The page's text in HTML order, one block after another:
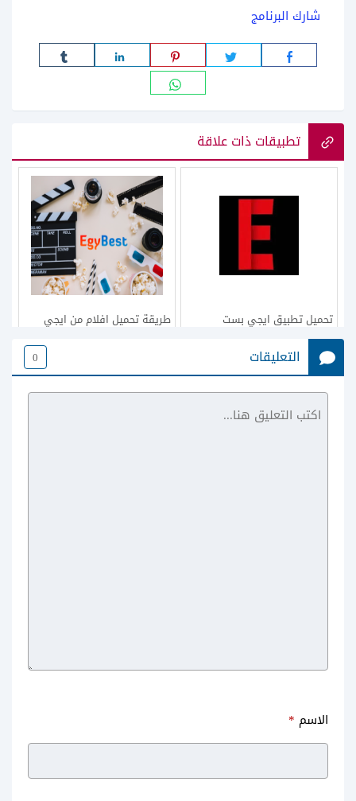
شارك البرنامج
تطبيقات ذات علاقة
تحميل تطبيق ايجي بست
للاندرويد الاصلي egybest apk
طريقة تحميل افلام من ايجي
التعليقات 0
الاسم *